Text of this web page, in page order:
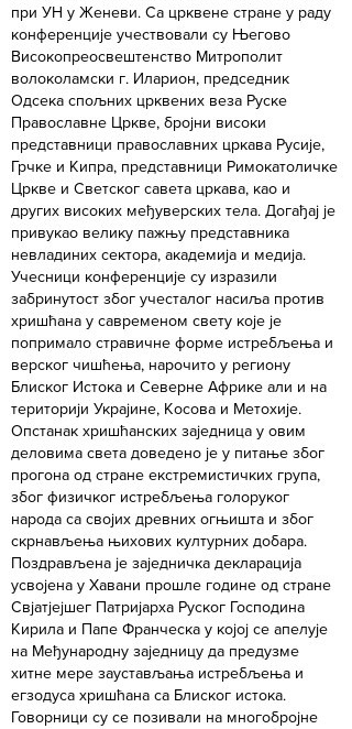
при УН у Женеви. Са црквене стране у раду
конференције учествовали су Његово
Високопреосвештенство Митрополит
волоколамски г. Иларион, председник
Одсека спољних црквених веза Руске
Православне Цркве, бројни високи
представници православних цркава Русије,
Грчке и Кипра, представници Римокатоличке
Цркве и Светског савета цркава, као и
других високих међуверских тела. Догађај је
привукао велику пажњу представника
невладиних сектора, академија и медија.
​Учесници конференције су изразили
забринутост због учесталог насиља против
хришћана у савременом свету које је
попримало стравичне форме истребљења и
верског чишћења, нарочито у региону
Блиског Истока и Северне Африке али и на
територији Украјине, Косова и Метохије.
Опстанак хришћанских заједница у овим
деловима света доведено је у питање због
прогона од стране екстремистичких група,
због физичког истребљења голоруког
народа са својих древних огњишта и због
скрнављења њихових културних добара.
Поздрављена је заједничка декларација
усвојена у Хавани прошле године од стране
Свјатјејшег Патријарха Руског Господина
Кирила и Папе Франческа у којој се апелује
на Међународну заједницу да предузме
хитне мере заустављања истребљења и
егзодуса хришћана са Блиског истока.
Говорници су се позивали на многобројне